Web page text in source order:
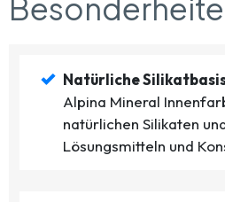
Natürliche
Alpina Mineral
natürlichen Silikaten
Lösungsmitteln und